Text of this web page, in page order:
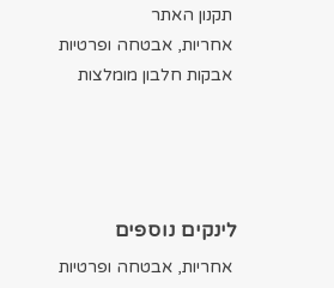
תקנון האתר
אחריות, אבטחה ופרטיות
אבקות חלבון מומלצות
לינקים נוספים
אחריות, אבטחה ופרטיות